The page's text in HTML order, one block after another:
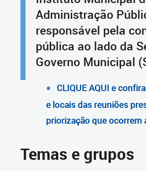
Administração
responsável pela
pública ao lado da
Governo Municipal
CLIQUE AQUI e
e locais das reuniões
priorização que ocorrem
Temas e grupos